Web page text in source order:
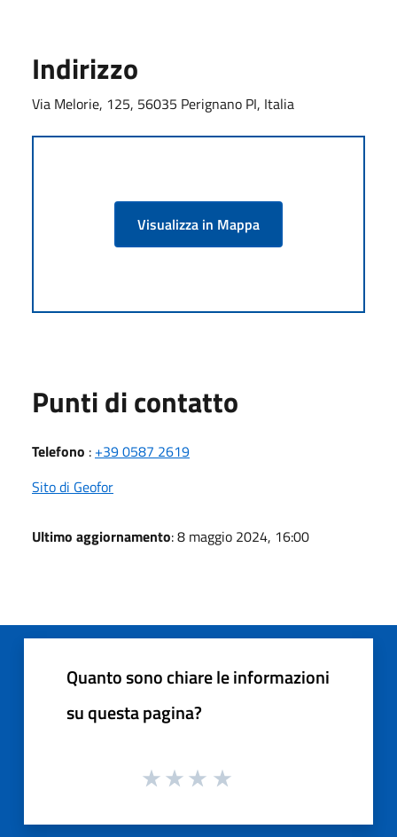
Indirizzo
Via Melorie, 125, 56035 Perignano PI, Italia
Visualizza in Mappa
Punti di contatto
Telefono : +39 0587 2619
Sito di Geofor
Ultimo aggiornamento: 8 maggio 2024, 16:00
Quanto sono chiare le informazioni
su questa pagina?